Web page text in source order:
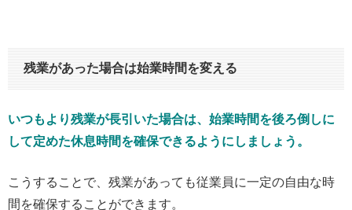
残業があった場合は始業時間を変える
いつもより残業が長引いた場合は、始業時間を後ろ倒しに
して定めた休息時間を確保できるようにしましょう。
こうすることで、残業があっても従業員に一定の自由な時
間を確保することができます。